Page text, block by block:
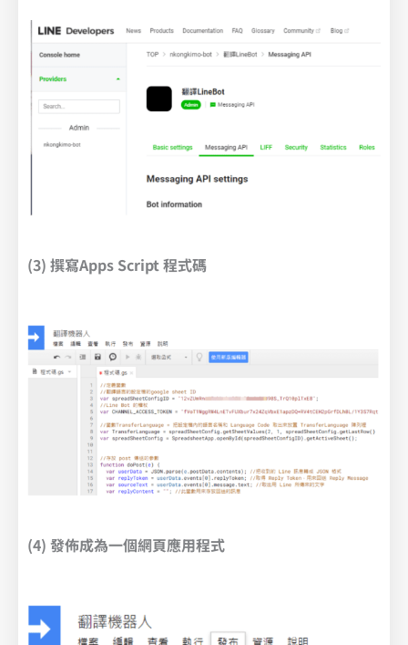
(3) 撰寫Apps Script 程式碼
(4) 發佈成為一個網頁應用程式